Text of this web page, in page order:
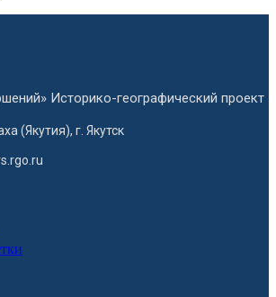
Историко-географический проект
(Якутия), г. Якутск